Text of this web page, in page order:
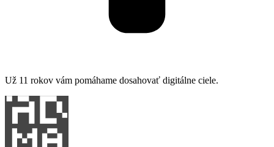
Už 11 rokov vám pomáhame dosahovať digitálne ciele.